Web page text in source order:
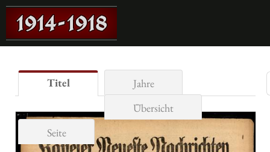
Titel
Jahre
Übersicht
Seite